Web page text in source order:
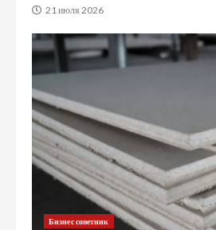
21 июля 2026
Бизнес советник